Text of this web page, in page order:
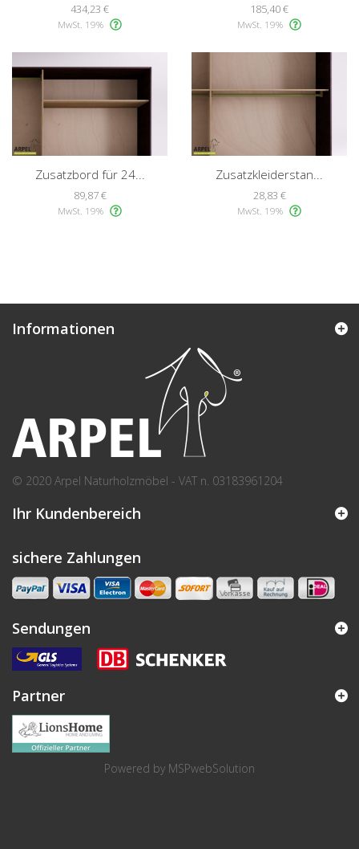
434,23 €
MwSt. 19%
185,40 €
MwSt. 19%
Zusatzbord für 24...
89,87 €
MwSt. 19%
Zusatzkleiderstan...
28,83 €
MwSt. 19%
Informationen
© 2020 Arpel Naturholzmöbel - VAT n. 03183961204
Ihr Kundenbereich
sichere Zahlungen
Sendungen
Partner
Powered by MSPwebSolution